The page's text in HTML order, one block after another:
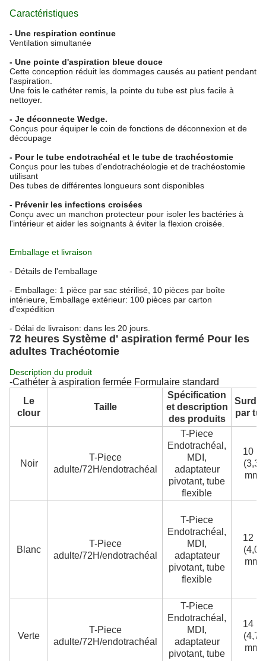
Caractéristiques
- Une respiration continue
Ventilation simultanée
- Une pointe d'aspiration bleue douce
Cette conception réduit les dommages causés au patient pendant
l'aspiration.
Une fois le cathéter remis, la pointe du tube est plus facile à
nettoyer.
- Je déconnecte Wedge.
Conçus pour équiper le coin de fonctions de déconnexion et de
découpage
- Pour le tube endotrachéal et le tube de trachéostomie
Conçus pour les tubes d'endotrachéologie et de trachéostomie
utilisant
Des tubes de différentes longueurs sont disponibles
- Prévenir les infections croisées
Conçu avec un manchon protecteur pour isoler les bactéries à
l'intérieur et aider les soignants à éviter la flexion croisée.
Emballage et livraison
- Détails de l'emballage
- Emballage: 1 pièce par sac stérilisé, 10 pièces par boîte
intérieure, Emballage extérieur: 100 pièces par carton
d'expédition
- Délai de livraison: dans les 20 jours.
72 heures Système d' aspiration fermé Pour les
adultes Trachéotomie
Description du produit
-Cathéter à aspiration fermée Formulaire standard
Le
clour
Taille
Spécification
et description
des produits
par
Noir
T-Piece
adulte/72H/endotrachéal
T-Piece
Endotrachéal,
MDI,
adaptateur
pivotant, tube
flexible
10 Fr
(3,35
mm)
Blanc
T-Piece
adulte/72H/endotrachéal
T-Piece
Endotrachéal,
MDI,
adaptateur
pivotant, tube
flexible
12 Fr
(4,05
mm)
Verte
T-Piece
adulte/72H/endotrachéal
T-Piece
Endotrachéal,
MDI,
adaptateur
pivotant, tube
14 Fr
(4,75
mm)